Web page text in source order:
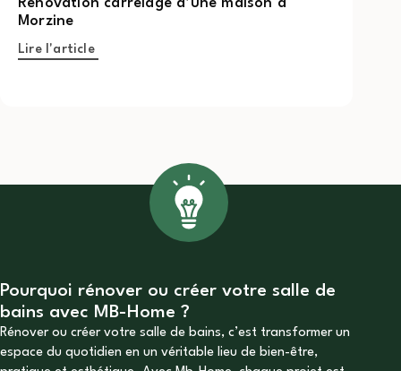
Rénovation carrelage d’une maison à
Morzine
Lire l'article
Pourquoi rénover ou créer votre salle de
bains avec MB-Home ?
Rénover ou créer votre salle de bains, c’est transformer un
espace du quotidien en un véritable lieu de bien-être,